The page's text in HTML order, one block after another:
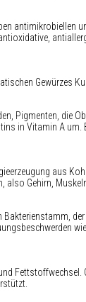
antimikrobiellen
Gewürzes
Pigmenten, die
in Vitamin A
aus
also Gehirn,